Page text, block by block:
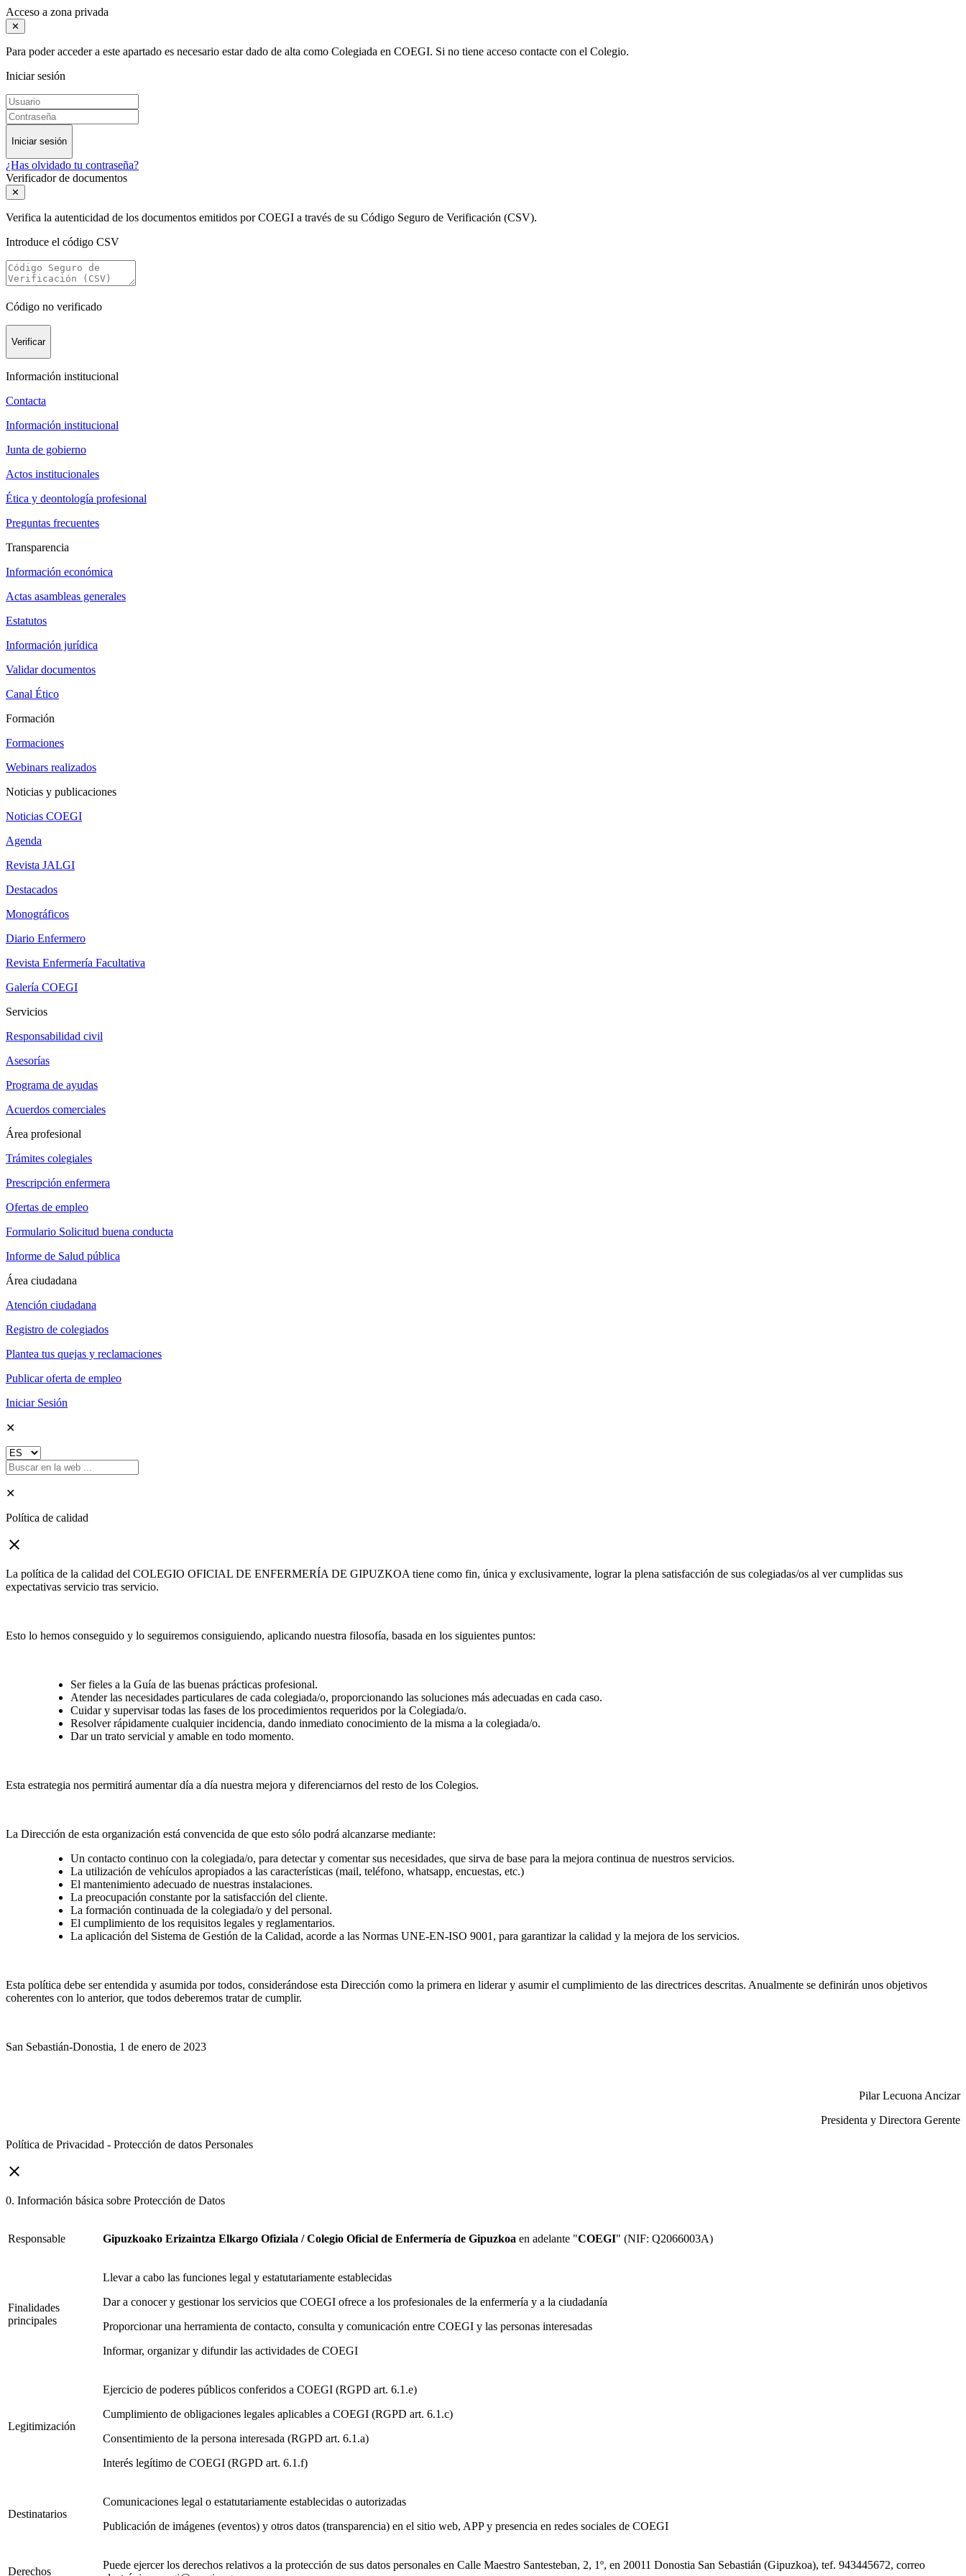
Acceso a zona privada
✕
Para poder acceder a este apartado es necesario estar dado de alta como Colegiada en COEGI. Si no tiene acceso contacte con el Colegio.
Iniciar sesión
Iniciar sesión
¿Has olvidado tu contraseña?
Verificador de documentos
✕
Verifica la autenticidad de los documentos emitidos por COEGI a través de su Código Seguro de Verificación (CSV).
Introduce el código CSV
Código no verificado
Verificar
Información institucional
Contacta
Información institucional
Junta de gobierno
Actos institucionales
Ética y deontología profesional
Preguntas frecuentes
Transparencia
Información económica
Actas asambleas generales
Estatutos
Información jurídica
Validar documentos
Canal Ético
Formación
Formaciones
Webinars realizados
Noticias y publicaciones
Noticias COEGI
Agenda
Revista JALGI
Destacados
Monográficos
Diario Enfermero
Revista Enfermería Facultativa
Galería COEGI
Servicios
Responsabilidad civil
Asesorías
Programa de ayudas
Acuerdos comerciales
Área profesional
Trámites colegiales
Prescripción enfermera
Ofertas de empleo
Formulario Solicitud buena conducta
Informe de Salud pública
Área ciudadana
Atención ciudadana
Registro de colegiados
Plantea tus quejas y reclamaciones
Publicar oferta de empleo
Iniciar Sesión
✕
✕
Política de calidad
close
La política de la calidad del COLEGIO OFICIAL DE ENFERMERÍA DE GIPUZKOA tiene como fin, única y exclusivamente, lograr la plena satisfacción de sus colegiadas/os al ver cumplidas sus
expectativas servicio tras servicio.
Esto lo hemos conseguido y lo seguiremos consiguiendo, aplicando nuestra filosofía, basada en los siguientes puntos:
Ser fieles a la Guía de las buenas prácticas profesional.
Atender las necesidades particulares de cada colegiada/o, proporcionando las soluciones más adecuadas en cada caso.
Cuidar y supervisar todas las fases de los procedimientos requeridos por la Colegiada/o.
Resolver rápidamente cualquier incidencia, dando inmediato conocimiento de la misma a la colegiada/o.
Dar un trato servicial y amable en todo momento.
Esta estrategia nos permitirá aumentar día a día nuestra mejora y diferenciarnos del resto de los Colegios.
La Dirección de esta organización está convencida de que esto sólo podrá alcanzarse mediante:
Un contacto continuo con la colegiada/o, para detectar y comentar sus necesidades, que sirva de base para la mejora continua de nuestros servicios.
La utilización de vehículos apropiados a las características (mail, teléfono, whatsapp, encuestas, etc.)
El mantenimiento adecuado de nuestras instalaciones.
La preocupación constante por la satisfacción del cliente.
La formación continuada de la colegiada/o y del personal.
El cumplimiento de los requisitos legales y reglamentarios.
La aplicación del Sistema de Gestión de la Calidad, acorde a las Normas UNE-EN-ISO 9001, para garantizar la calidad y la mejora de los servicios.
Esta política debe ser entendida y asumida por todos, considerándose esta Dirección como la primera en liderar y asumir el cumplimiento de las directrices descritas. Anualmente se definirán unos objetivos
coherentes con lo anterior, que todos deberemos tratar de cumplir.
San Sebastián-Donostia, 1 de enero de 2023
Pilar Lecuona Ancizar
Presidenta y Directora Gerente
Política de Privacidad - Protección de datos Personales
close
0. Información básica sobre Protección de Datos
Responsable Gipuzkoako Erizaintza Elkargo Ofiziala / Colegio Oficial de Enfermería de Gipuzkoa en adelante "COEGI" (NIF: Q2066003A)
Finalidades
principales
Llevar a cabo las funciones legal y estatutariamente establecidas
Dar a conocer y gestionar los servicios que COEGI ofrece a los profesionales de la enfermería y a la ciudadanía
Proporcionar una herramienta de contacto, consulta y comunicación entre COEGI y las personas interesadas
Informar, organizar y difundir las actividades de COEGI
Legitimización
Ejercicio de poderes públicos conferidos a COEGI (RGPD art. 6.1.e)
Cumplimiento de obligaciones legales aplicables a COEGI (RGPD art. 6.1.c)
Consentimiento de la persona interesada (RGPD art. 6.1.a)
Interés legítimo de COEGI (RGPD art. 6.1.f)
Destinatarios
Comunicaciones legal o estatutariamente establecidas o autorizadas
Publicación de imágenes (eventos) y otros datos (transparencia) en el sitio web, APP y presencia en redes sociales de COEGI
Derechos
Puede ejercer los derechos relativos a la protección de sus datos personales en Calle Maestro Santesteban, 2, 1º, en 20011 Donostia San Sebastián (Gipuzkoa), tef. 943445672, correo